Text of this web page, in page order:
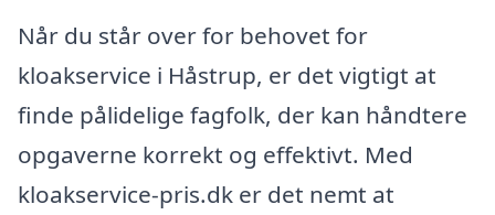
Når du står over for behovet for
kloakservice i Håstrup, er det vigtigt at
finde pålidelige fagfolk, der kan håndtere
opgaverne korrekt og effektivt. Med
kloakservice-pris.dk er det nemt at